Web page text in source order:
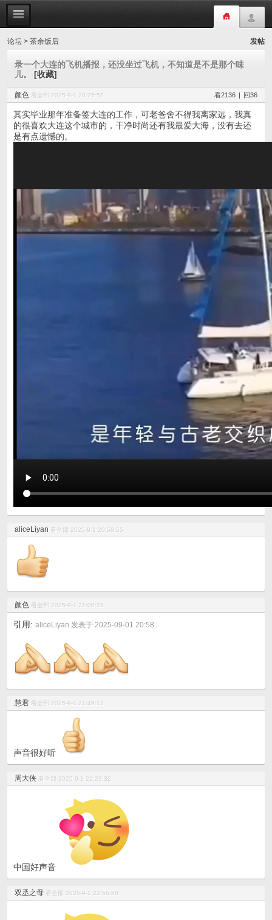
论坛 > 茶余饭后 发帖
录一个大连的飞机播报，还没坐过飞机，不知道是不是那个味
儿。 [收藏]
颜色 看全部 2025-9-1 20:25:57 看2136 | 回36
其实毕业那年准备签大连的工作，可老爸舍不得我离家远，我真
的很喜欢大连这个城市的，干净时尚还有我最爱大海，没有去还
是有点遗憾的。
aliceLiyan 看全部 2025-9-1 20:58:55
颜色 看全部 2025-9-1 21:00:21
引用: aliceLiyan 发表于 2025-09-01 20:58
慧君 看全部 2025-9-1 21:49:13
声音很好听
周大侠 看全部 2025-9-1 22:23:32
中国好声音
双丞之母 看全部 2025-9-1 22:56:58